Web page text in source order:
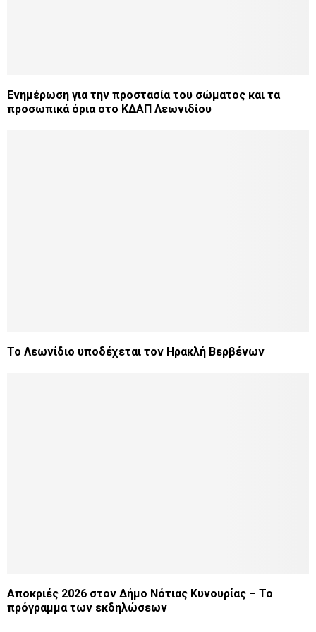
Ενημέρωση για την προστασία του σώματος και τα
προσωπικά όρια στο ΚΔΑΠ Λεωνιδίου
Το Λεωνίδιο υποδέχεται τον Ηρακλή Βερβένων
Αποκριές 2026 στον Δήμο Νότιας Κυνουρίας – Το
πρόγραμμα των εκδηλώσεων